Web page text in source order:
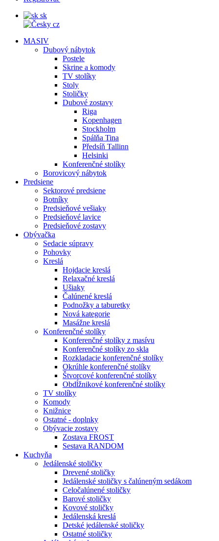
sk
cz
MASIV
Dubový nábytok
Postele
Skrine a komody
TV stolíky
Stoly
Stoličky
Dubové zostavy
Riga
Kopenhagen
Stockholm
Spálňa Tina
Předsíň Tallinn
Helsinki
Konferenčné stolíky
Borovicový nábytok
Predsiene
Sektorové predsiene
Botníky
Predsieňové vešiaky
Predsieňové lavice
Predsieňové zostavy
Obývačka
Sedacie súpravy
Pohovky
Kreslá
Hojdacie kreslá
Relaxačné kreslá
Ušiaky
Čalúnené kreslá
Podnožky a taburetky
Nová kategorie
Masážne kreslá
Konferenčné stolíky
Konferenčné stolíky z masívu
Konferenčné stolíky zo skla
Rozkladacie konferenčné stolíky
Okrúhle konferenčné stolíky
Štvorcové konferenčné stolíky
Obdĺžnikové konferenčné stolíky
TV stolíky
Komody
Knižnice
Ostatné - doplnky
Obývacie zostavy
Zostava FROST
Sestava RANDOM
Kuchyňa
Jedálenské stoličky
Drevené stoličky
Jedálenské stoličky s čalúneným sedákom
Celočalúnené stoličky
Barové stoličky
Kovové stoličky
Jedálenská kreslá
Detské jedálenské stoličky
Ostatné stoličky